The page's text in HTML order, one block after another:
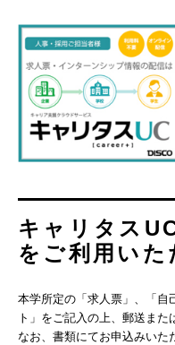
キャリタス
をご利用い
本学所定の「求人票」、「自
ト」をご記入の上、郵送また
なお、書類にてお申込みいた